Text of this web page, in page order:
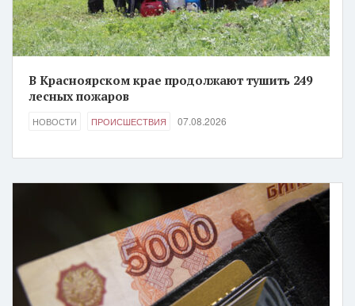
В Красноярском крае продолжают тушить 249
лесных пожаров
НОВОСТИ ПРОИСШЕСТВИЯ 07.08.2026